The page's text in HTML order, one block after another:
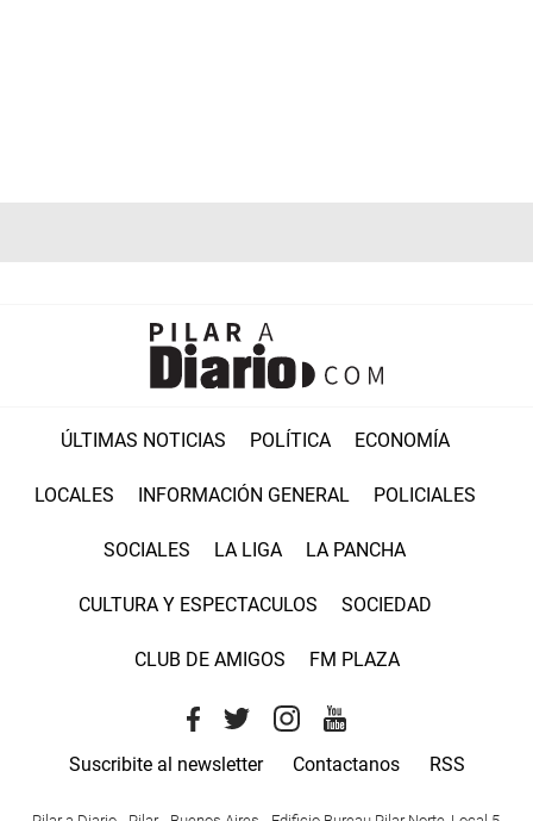
ÚLTIMAS NOTICIAS POLÍTICA ECONOMÍA
LOCALES INFORMACIÓN GENERAL POLICIALES
SOCIALES LA LIGA LA PANCHA
CULTURA Y ESPECTACULOS SOCIEDAD
CLUB DE AMIGOS FM PLAZA
Suscribite al newsletter Contactanos RSS